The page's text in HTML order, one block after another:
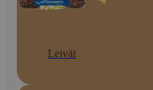
Leivät